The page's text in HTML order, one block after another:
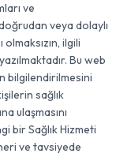
ve
veya dolaylı
ilgili
Bu web
bilgilendirilmesini
sağlık
ulaşmasını
bir Sağlık Hizmeti
ve tavsiyede